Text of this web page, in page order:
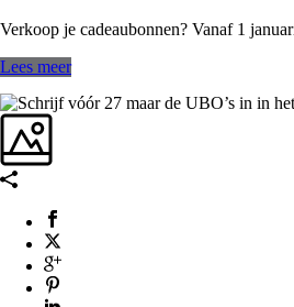
Verkoop je cadeaubonnen? Vanaf 1
Lees meer